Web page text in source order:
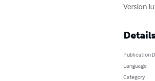
Version
Details
Publication
Language
Category